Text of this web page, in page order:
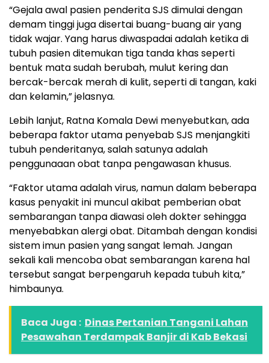
“Gejala awal pasien penderita SJS dimulai dengan
demam tinggi juga disertai buang-buang air yang
tidak wajar. Yang harus diwaspadai adalah ketika di
tubuh pasien ditemukan tiga tanda khas seperti
bentuk mata sudah berubah, mulut kering dan
bercak-bercak merah di kulit, seperti di tangan, kaki
dan kelamin,” jelasnya.
Lebih lanjut, Ratna Komala Dewi menyebutkan, ada
beberapa faktor utama penyebab SJS menjangkiti
tubuh penderitanya, salah satunya adalah
penggunaaan obat tanpa pengawasan khusus.
“Faktor utama adalah virus, namun dalam beberapa
kasus penyakit ini muncul akibat pemberian obat
sembarangan tanpa diawasi oleh dokter sehingga
menyebabkan alergi obat. Ditambah dengan kondisi
sistem imun pasien yang sangat lemah. Jangan
sekali kali mencoba obat sembarangan karena hal
tersebut sangat berpengaruh kepada tubuh kita,”
himbaunya.
Baca Juga : Dinas Pertanian Tangani Lahan
Pesawahan Terdampak Banjir di Kab Bekasi